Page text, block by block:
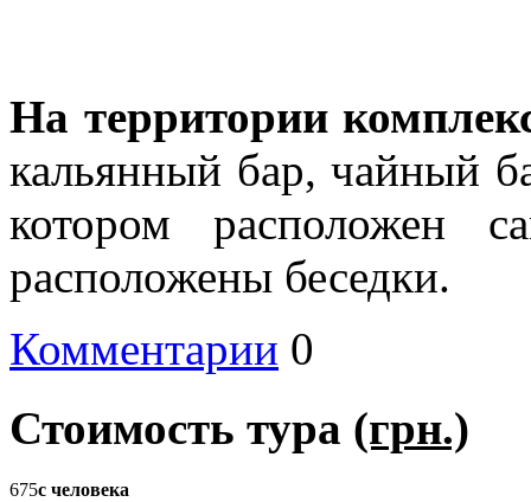
На территории
кальянный бар, чайный
котором расположен
расположены беседки.
Комментарии 0
Стоимость тура (грн.)
675с человека